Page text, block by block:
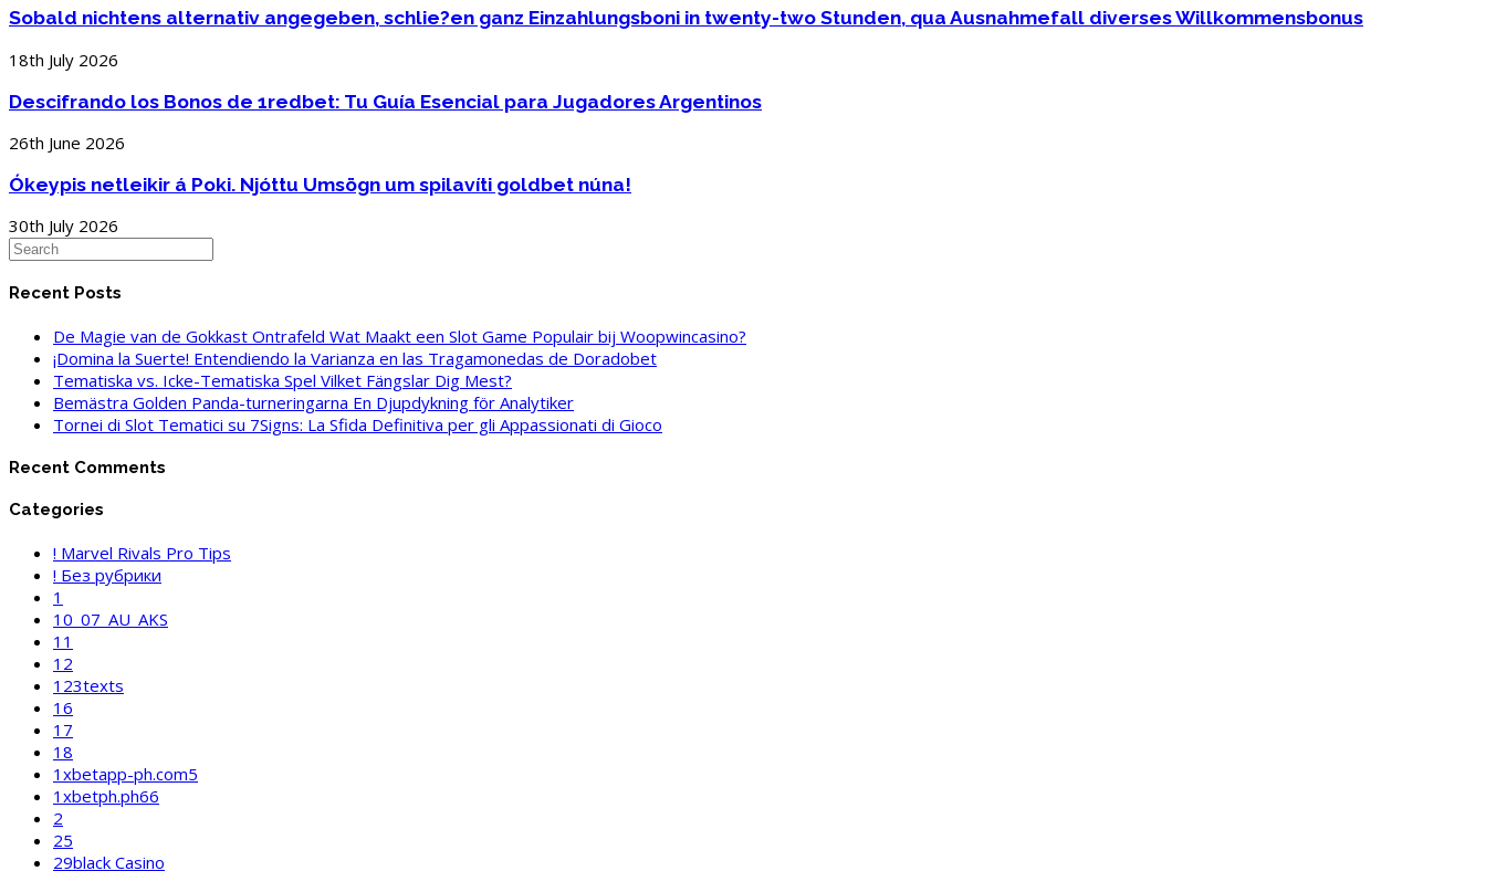
Sobald nichtens alternativ angegeben, schlie?en ganz Einzahlungsboni in twenty-two Stunden, qua Ausnahmefall diverses Willkommensbonus
18th July 2026
Descifrando los Bonos de 1redbet: Tu Guía Esencial para Jugadores Argentinos
26th June 2026
Ókeypis netleikir á Poki. Njóttu Umsögn um spilavíti goldbet núna!
30th July 2026
Recent Posts
De Magie van de Gokkast Ontrafeld Wat Maakt een Slot Game Populair bij Woopwincasino?
¡Domina la Suerte! Entendiendo la Varianza en las Tragamonedas de Doradobet
Tematiska vs. Icke-Tematiska Spel Vilket Fängslar Dig Mest?
Bemästra Golden Panda-turneringarna En Djupdykning för Analytiker
Tornei di Slot Tematici su 7Signs: La Sfida Definitiva per gli Appassionati di Gioco
Recent Comments
Categories
! Marvel Rivals Pro Tips
! Без рубрики
1
10_07_AU_AKS
11
12
123texts
16
17
18
1xbetapp-ph.com5
1xbetph.ph66
2
25
29black Casino